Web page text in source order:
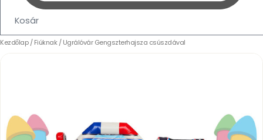
Kosár
Kezdőlap/Fiúknak/ Ugrálóvár Gengszterhajsza csúszdával
Ugrálóvár